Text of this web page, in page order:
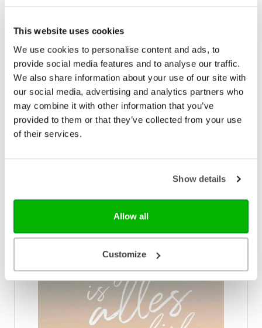
This website uses cookies
We use cookies to personalise content and ads, to
provide social media features and to analyse our traffic.
We also share information about your use of our site with
our social media, advertising and analytics partners who
may combine it with other information that you’ve
provided to them or that they’ve collected from your use
of their services.
Show details
Allow all
Customize
Een gebed voor elke dag
Al vele jaren is Een gebed voor elke dag voor velen
een dagelijkse metgezel in de stille tijd en bij het
gebed tot God. Dit gebedenboekje is een herziene
uitgave van Een bede voor elke dag. Meer dan
tachtig jaar geleden, in 1935, verscheen hiervan de
eerste druk in Nederland. Bij elkaar opgeteld is het
boekje nu al 32 keer herdrukt. Voor de
geïnteresseerde lezer hebben wij het oorspronkelijke
voorwoord bij de eerste druk achter in de
€ 11,99
Op voorraad
In winkelwagen